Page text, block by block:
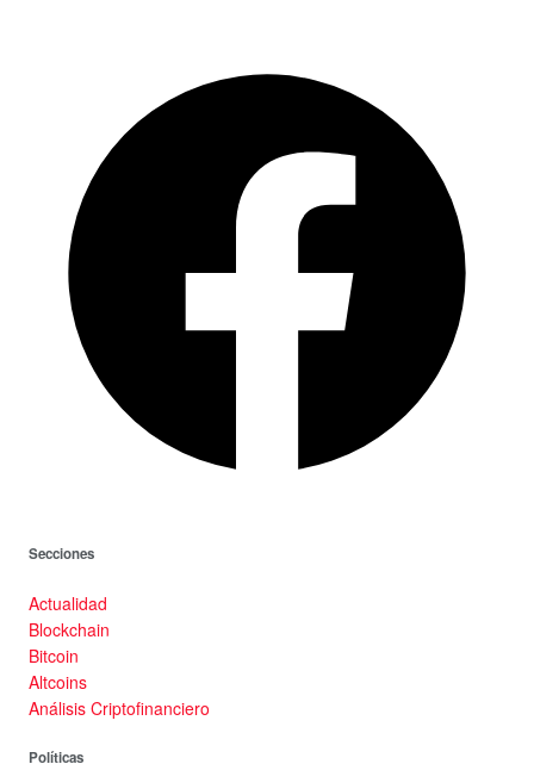
Secciones
Actualidad
Blockchain
Bitcoin
Altcoins
Análisis Criptofinanciero
Políticas